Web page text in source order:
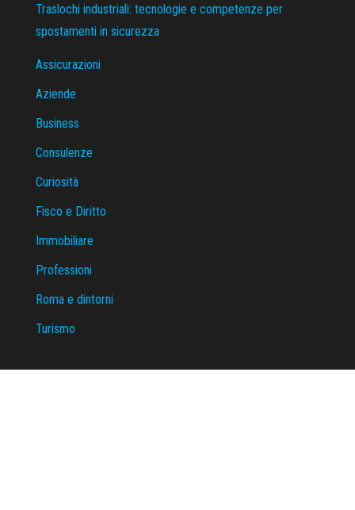
Traslochi industriali: tecnologie e competenze per
spostamenti in sicurezza
Assicurazioni
Aziende
Business
Consulenze
Curiosità
Fisco e Diritto
Immobiliare
Professioni
Roma e dintorni
Turismo